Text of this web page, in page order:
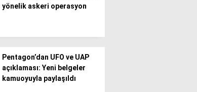
yönelik askeri operasyon
Pentagon’dan UFO ve UAP
açıklaması: Yeni belgeler
kamuoyuyla paylaşıldı